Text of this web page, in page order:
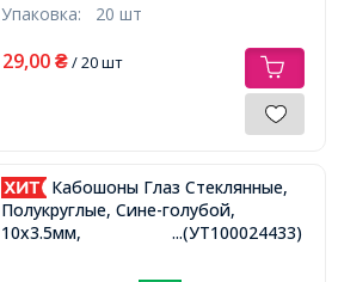
Упаковка: 20 шт
29,00 ₴/ 20 шт
Кабошоны Глаз Стеклянные,
Полукруглые, Сине-голубой,
10x3.5мм,
...(УТ100024433)